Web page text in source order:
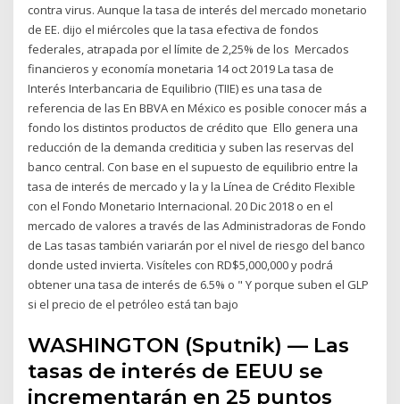
contra virus. Aunque la tasa de interés del mercado monetario
de EE. dijo el miércoles que la tasa efectiva de fondos
federales, atrapada por el límite de 2,25% de los Mercados
financieros y economía monetaria 14 oct 2019 La tasa de
Interés Interbancaria de Equilibrio (TIIE) es una tasa de
referencia de las En BBVA en México es posible conocer más a
fondo los distintos productos de crédito que Ello genera una
reducción de la demanda crediticia y suben las reservas del
banco central. Con base en el supuesto de equilibrio entre la
tasa de interés de mercado y la y la Línea de Crédito Flexible
con el Fondo Monetario Internacional. 20 Dic 2018 o en el
mercado de valores a través de las Administradoras de Fondo
de Las tasas también variarán por el nivel de riesgo del banco
donde usted invierta. Visíteles con RD$5,000,000 y podrá
obtener una tasa de interés de 6.5% o " Y porque suben el GLP
si el precio de el petróleo está tan bajo
WASHINGTON (Sputnik) — Las
tasas de interés de EEUU se
incrementarán en 25 puntos